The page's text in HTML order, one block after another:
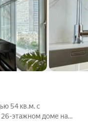
54 кв.м. с
26-этажном доме на